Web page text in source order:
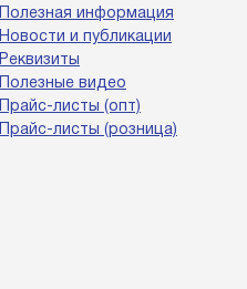
Полезная информация
Новости и публикации
Реквизиты
Полезные видео
Прайс-листы (опт)
Прайс-листы (розница)